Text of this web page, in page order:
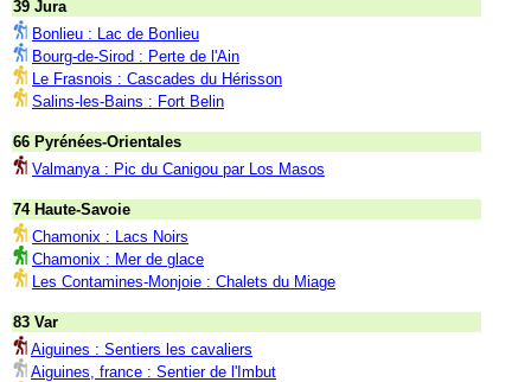
39 Jura
Bonlieu : Lac de Bonlieu
Bourg-de-Sirod : Perte de l'Ain
Le Frasnois : Cascades du Hérisson
Salins-les-Bains : Fort Belin
66 Pyrénées-Orientales
Valmanya : Pic du Canigou par Los Masos
74 Haute-Savoie
Chamonix : Lacs Noirs
Chamonix : Mer de glace
Les Contamines-Monjoie : Chalets du Miage
83 Var
Aiguines : Sentiers les cavaliers
Aiguines, france : Sentier de l'Imbut